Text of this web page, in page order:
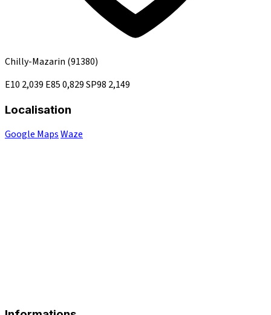
Chilly-Mazarin (91380)
E10 2,039 E850,829SP98 2,149
Localisation
Google MapsWaze